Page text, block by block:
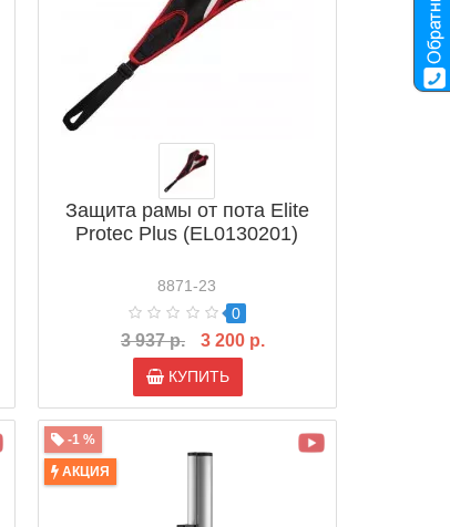
Защита рамы от пота Elite
Protec Plus (EL0130201)
8871-23
0
3 937 р. 3 200 р.
КУПИТЬ
-1 %
АКЦИЯ